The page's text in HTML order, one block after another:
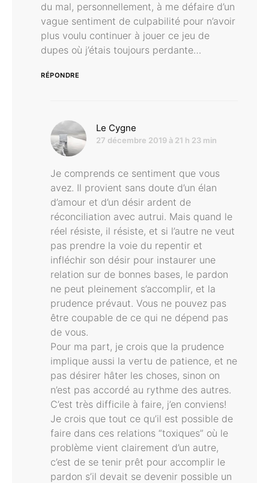
du mal, personnellement, à me défaire d’un
vague sentiment de culpabilité pour n’avoir
plus voulu continuer à jouer ce jeu de
dupes où j’étais toujours perdante…
RÉPONDRE
Le Cygne
27 décembre 2019 à 21 h 23 min
Je comprends ce sentiment que vous
avez. Il provient sans doute d’un élan
d’amour et d’un désir ardent de
réconciliation avec autrui. Mais quand le
réel résiste, il résiste, et si l’autre ne veut
pas prendre la voie du repentir et
infléchir son désir pour instaurer une
relation sur de bonnes bases, le pardon
ne peut pleinement s’accomplir, et la
prudence prévaut. Vous ne pouvez pas
être coupable de ce qui ne dépend pas
de vous.
Pour ma part, je crois que la prudence
implique aussi la vertu de patience, et ne
pas désirer hâter les choses, sinon on
n’est pas accordé au rythme des autres.
C’est très difficile à faire, j’en conviens!
Je crois que tout ce qu’il est possible de
faire dans ces relations “toxiques” où le
problème vient clairement d’un autre,
c’est de se tenir prêt pour accomplir le
pardon s’il devait se devenir possible un